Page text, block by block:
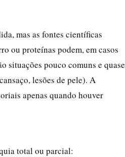
mas as fontes científicas
ou proteínas podem, em casos
situações pouco comuns e quase
lesões de pele). A
apenas quando houver
total ou parcial: